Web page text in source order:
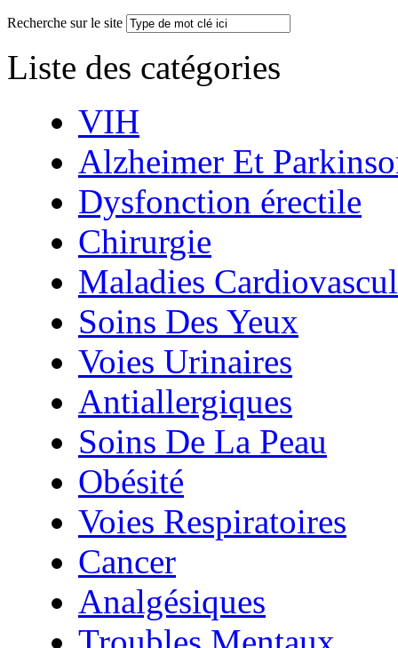
Recherche sur le site
Liste des catégories
VIH
Alzheimer Et
Dysfonction érectile
Chirurgie
Maladies
Soins Des Yeux
Voies Urinaires
Antiallergiques
Soins De La Peau
Obésité
Voies Respiratoires
Cancer
Analgésiques